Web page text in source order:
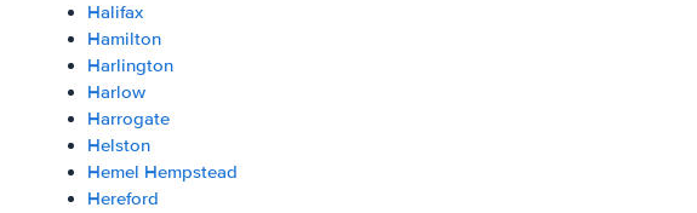
Halifax
Hamilton
Harlington
Harlow
Harrogate
Helston
Hemel Hempstead
Hereford